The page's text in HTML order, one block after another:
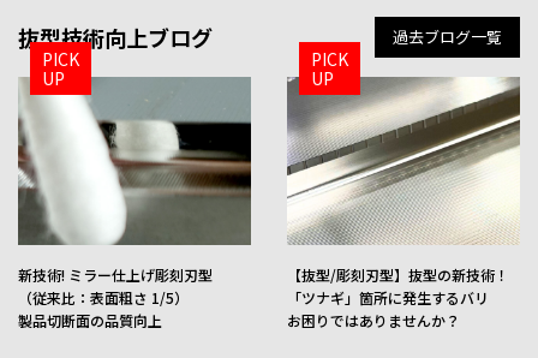
彫刻･ミラー刃型
詳細
精密抜き型
詳細
抜型技術向上ブログ 過去ブログ一覧
PICK
UP
新技術! ミラー仕上げ彫刻刃型
（従来比：表面粗さ 1/5）
製品切断面の品質向上
PICK
UP
【抜型/彫刻刃型】抜型の新技術！
「ツナギ」箇所に発生するバリ
お困りではありませんか？